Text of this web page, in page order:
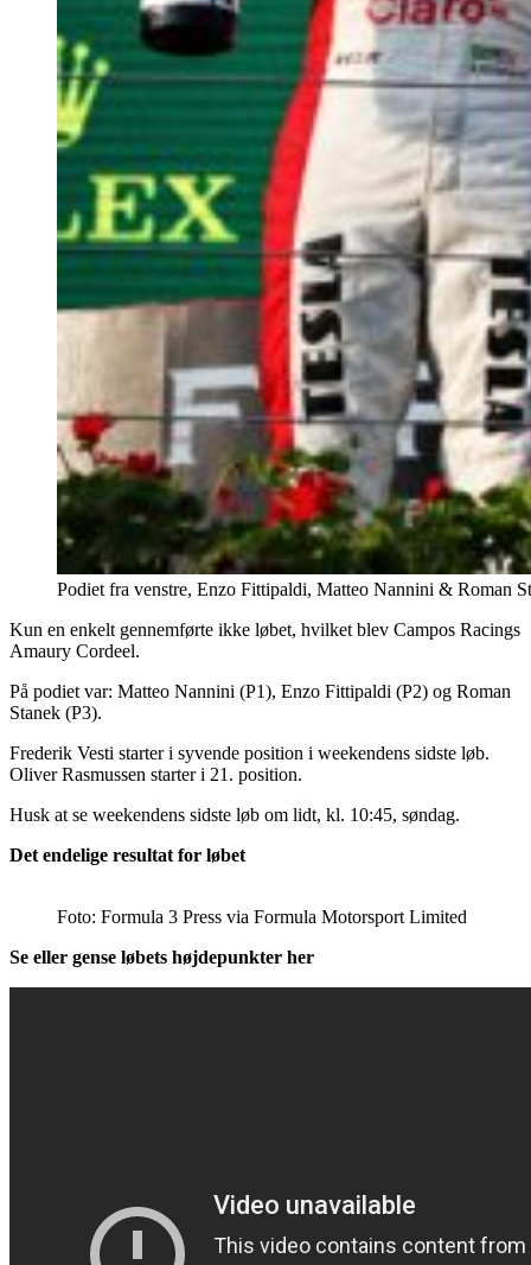
Podiet fra venstre, Enzo Fittipaldi, Matteo Nannini & Roman
Kun en enkelt gennemførte ikke løbet, hvilket blev Campos Racings
Amaury Cordeel.
På podiet var: Matteo Nannini (P1), Enzo Fittipaldi (P2) og Roman
Stanek (P3).
Frederik Vesti starter i syvende position i weekendens sidste løb.
Oliver Rasmussen starter i 21. position.
Husk at se weekendens sidste løb om lidt, kl. 10:45, søndag.
Det endelige resultat for løbet
Foto: Formula 3 Press via Formula Motorsport Limited
Se eller gense løbets højdepunkter her